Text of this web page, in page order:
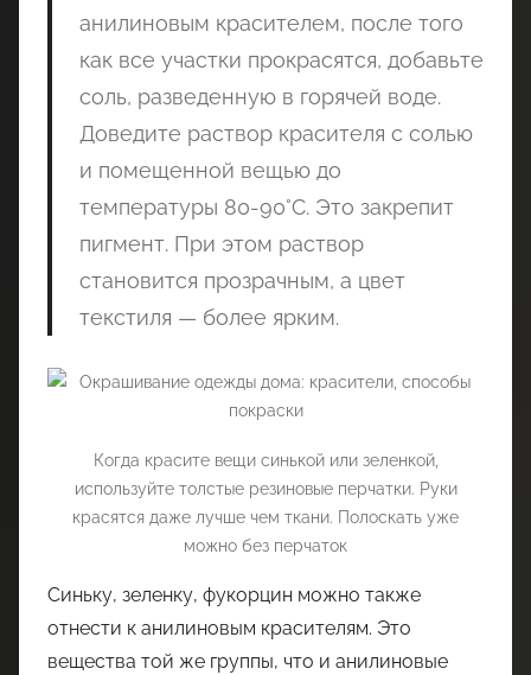
анилиновым красителем, после того
как все участки прокрасятся, добавьте
соль, разведенную в горячей воде.
Доведите раствор красителя с солью
и помещенной вещью до
температуры 80-90°C. Это закрепит
пигмент. При этом раствор
становится прозрачным, а цвет
текстиля — более ярким.
Когда красите вещи синькой или зеленкой,
используйте толстые резиновые перчатки. Руки
красятся даже лучше чем ткани. Полоскать уже
можно без перчаток
Синьку, зеленку, фукорцин можно также
отнести к анилиновым красителям. Это
вещества той же группы, что и анилиновые